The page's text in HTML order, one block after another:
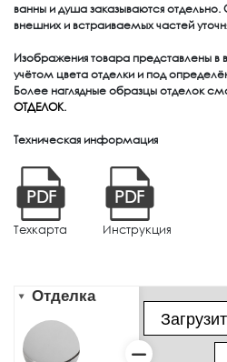
ванны и душа заказываются
внешних и встраиваемых частей
Изображения товара представлены в
учётом цвета отделки и под
Более наглядные образцы отделок
ОТДЕЛОК.
Техническая информация
PDF
Техкарта
PDF
Инструкция